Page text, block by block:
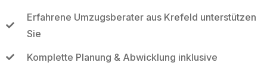
Erfahrene Umzugsberater aus Krefeld unterstützen
Sie
Komplette Planung & Abwicklung inklusive